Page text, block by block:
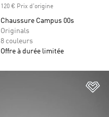
120 € Prix d'origine
Chaussure Campus 00s
Originals
8 couleurs
Offre à durée limitée